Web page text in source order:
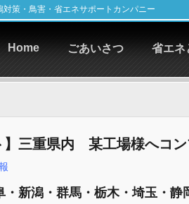
策・鳥害・省エネサポートカンパニー
Home ごあいさつ 省エネ
】三重県内 某工場様へコ
・新潟・群馬・栃木・埼玉・静